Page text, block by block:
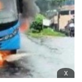
x